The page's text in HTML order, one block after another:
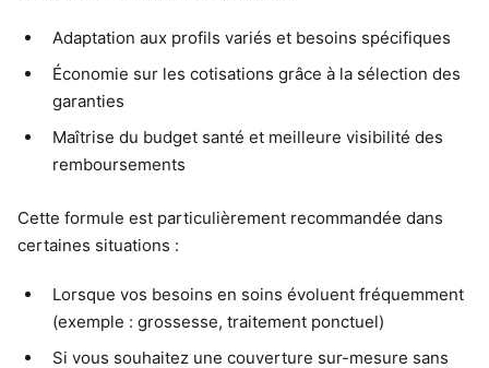
Adaptation aux profils variés et besoins spécifiques
Économie sur les cotisations grâce à la sélection des
garanties
Maîtrise du budget santé et meilleure visibilité des
remboursements
Cette formule est particulièrement recommandée dans
certaines situations :
Lorsque vos besoins en soins évoluent fréquemment
(exemple : grossesse, traitement ponctuel)
Si vous souhaitez une couverture sur-mesure sans